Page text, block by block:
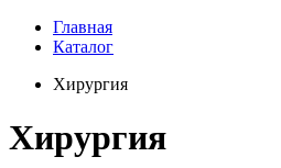
Главная
Каталог
Хирургия
Хирургия